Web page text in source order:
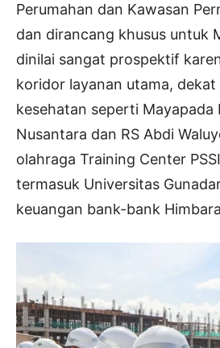
Perumahan dan Kawasan
dan dirancang khusus untuk
dinilai sangat prospektif
koridor layanan utama, dekat
kesehatan seperti Mayapada
Nusantara dan RS Abdi
olahraga Training Center
termasuk Universitas
keuangan bank-bank